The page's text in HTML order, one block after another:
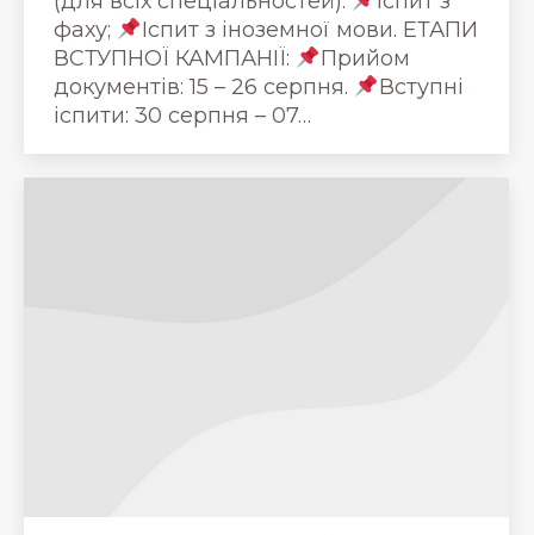
фаху;
Іспит з іноземної мови. ЕТАПИ
ВСТУПНОЇ КАМПАНІЇ:
Прийом
документів: 15 – 26 серпня.
Вступні
іспити: 30 серпня – 07…